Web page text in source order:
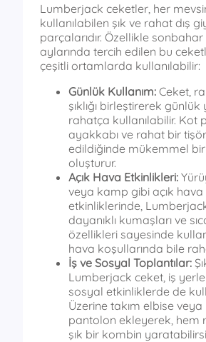
Lumberjack ceketler, her
kullanılabilen şık ve rahat dış
parçalarıdır. Özellikle sonbahar
aylarında tercih edilen bu
çeşitli ortamlarda kullanılabilir:
Günlük Kullanım: Ceket,
şıklığı birleştirerek
rahatça kullanılabilir. Kot
ayakkabı ve rahat bir
edildiğinde mükemmel
oluşturur.
Açık Hava Etkinlikleri:
veya kamp gibi açık hava
etkinliklerinde,
dayanıklı kumaşları ve
özellikleri sayesinde
hava koşullarında bile
İş ve Sosyal Toplantılar:
Lumberjack ceket, iş
sosyal etkinliklerde de
Üzerine takım elbise
pantolon ekleyerek, hem
şık bir kombin